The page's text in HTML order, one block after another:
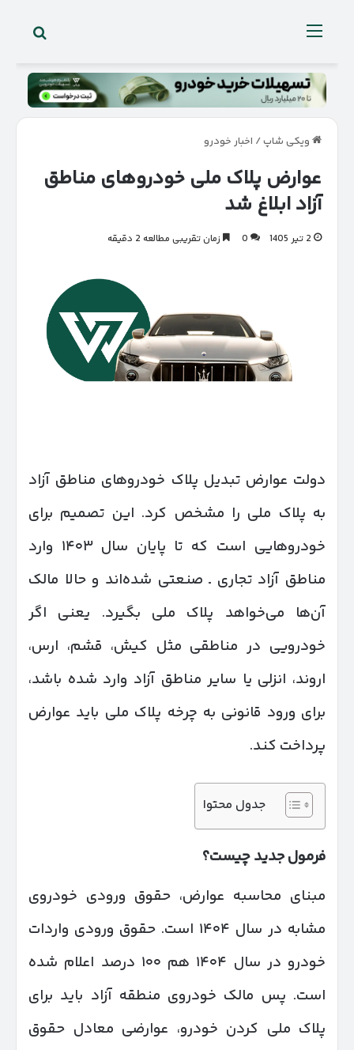
منو
ویکی شاپ/ اخبار خودرو
عوارض پلاک ملی خودروهای مناطق
آزاد ابلاغ شد
2 تیر 1405 0 زمان تقریبی مطالعه 2 دقیقه
دولت عوارض تبدیل پلاک خودروهای مناطق آزاد
به پلاک ملی را مشخص کرد. این تصمیم برای
خودروهایی است که تا پایان سال ۱۴۰۳ وارد
مناطق آزاد تجاری ـ صنعتی شده‌اند و حالا مالک
آن‌ها می‌خواهد پلاک ملی بگیرد. یعنی اگر
خودرویی در مناطقی مثل کیش، قشم، ارس،
اروند، انزلی یا سایر مناطق آزاد وارد شده باشد،
برای ورود قانونی به چرخه پلاک ملی باید عوارض
پرداخت کند.
جدول محتوا
فرمول جدید چیست؟
مبنای محاسبه عوارض، حقوق ورودی خودروی
مشابه در سال ۱۴۰۴ است. حقوق ورودی واردات
خودرو در سال ۱۴۰۴ هم ۱۰۰ درصد اعلام شده
است. پس مالک خودروی منطقه آزاد باید برای
پلاک ملی کردن خودرو، عوارضی معادل حقوق